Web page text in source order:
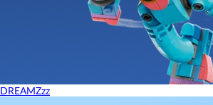
DREAMZzz